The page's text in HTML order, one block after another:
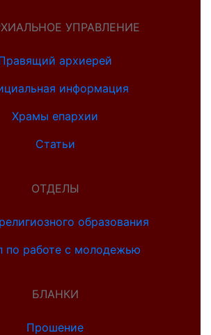
УПРАВЛЕНИЕ
архиерей
информация
Храмы епархии
Статьи
ОТДЕЛЫ
образования
по работе с молодежью
БЛАНКИ
Прошение